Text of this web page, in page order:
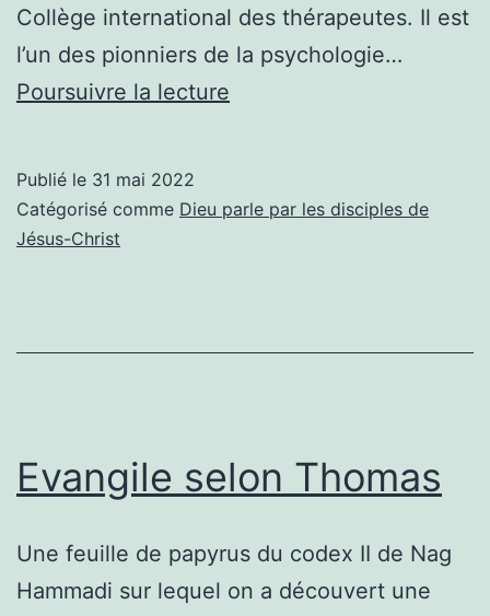
Collège international des thérapeutes. Il est
l’un des pionniers de la psychologie…
Poursuivre la lecture
de
Publié le 31 mai 2022
Catégorisé comme Dieu parle par les disciples de
Jésus-Christ
Evangile selon Thomas
Une feuille de papyrus du codex II de Nag
Hammadi sur lequel on a découvert une